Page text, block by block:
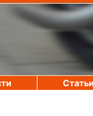
Статьи